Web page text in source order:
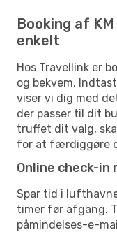
Booking af
enkelt
Hos Travellink er
og bekvem.
viser vi dig med
der passer til dit
truffet dit valg,
for at færdiggøre
Online check-in
Spar tid i
timer før afgang.
påmindelses-e-